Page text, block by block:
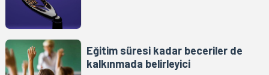
Eğitim süresi kadar beceriler de
kalkınmada belirleyici